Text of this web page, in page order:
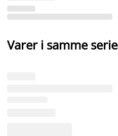
Varer i samme serie